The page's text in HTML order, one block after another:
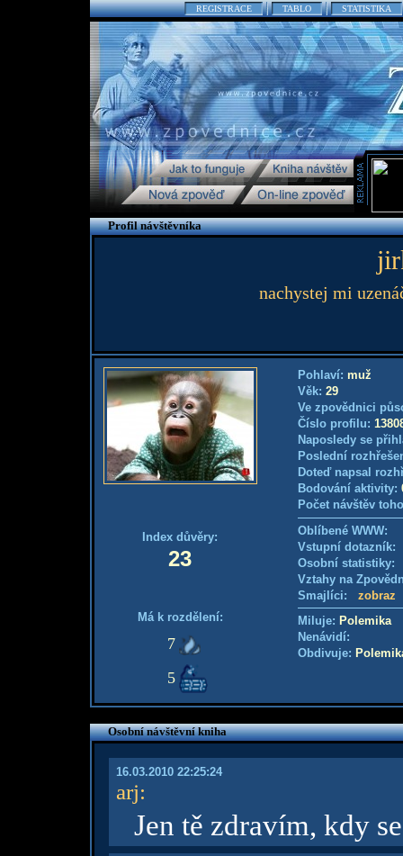
REGISTRACE TABLO STATISTIKA
Profil návštěvníka
nachystej mi
Index důvěry:
23
Má k rozdělení:
7
5
Pohlaví: muž
Věk: 29
Ve zpovědnici
Číslo profilu:
Naposledy se
Poslední
Doteď napsal
Bodování aktivity:
Počet návštěv
Oblíbené WWW:
Vstupní
Osobní
Vztahy na
Smajlíci: zobraz
Miluje: Polemika
Nenávidí:
Obdivuje:
Osobní návštěvní kniha
16.03.2010 22:25:24
arj:
Jen tě zdravím, kdy